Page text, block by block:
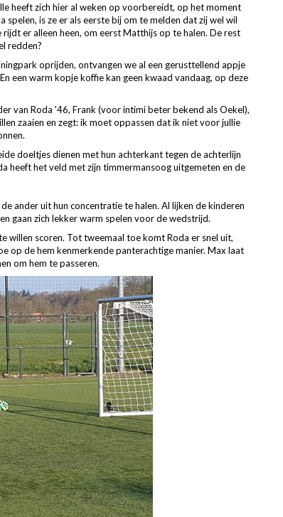
heeft zich hier al weken op voorbereidt, op het moment
is ze er als eerste bij om te melden dat zij wel wil
er alleen heen, om eerst Matthijs op te halen. De rest
redden?
oprijden, ontvangen we al een gerusttellend appje
een warm kopje koffie kan geen kwaad vandaag, op deze
van Roda '46, Frank (voor intimi beter bekend als Oekel),
zaaien en zegt: ik moet oppassen dat ik niet voor jullie
doeltjes dienen met hun achterkant tegen de achterlijn
heeft het veld met zijn timmermansoog uitgemeten en de
ander uit hun concentratie te halen. Al lijken de kinderen
gaan zich lekker warm spelen voor de wedstrijd.
willen scoren. Tot tweemaal toe komt Roda er snel uit,
op de hem kenmerkende panterachtige manier. Max laat
om hem te passeren.